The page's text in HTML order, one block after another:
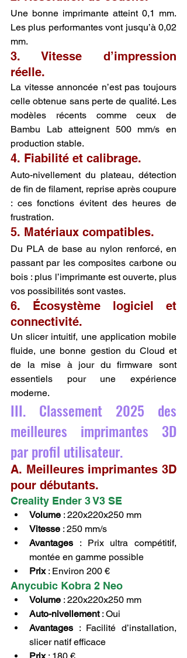
Une bonne imprimante atteint 0,1 mm.
Les plus performantes vont jusqu’à 0,02
mm.
3. Vitesse d’impression
réelle.
La vitesse annoncée n’est pas toujours
celle obtenue sans perte de qualité. Les
modèles récents comme ceux de
Bambu Lab atteignent 500 mm/s en
production stable.
4. Fiabilité et calibrage.
Auto-nivellement du plateau, détection
de fin de filament, reprise après coupure
: ces fonctions évitent des heures de
frustration.
5. Matériaux compatibles.
Du PLA de base au nylon renforcé, en
passant par les composites carbone ou
bois : plus l’imprimante est ouverte, plus
vos possibilités sont vastes.
6. Écosystème logiciel et
connectivité.
Un slicer intuitif, une application mobile
fluide, une bonne gestion du Cloud et
de la mise à jour du firmware sont
essentiels pour une expérience
moderne.
III. Classement 2025 des
meilleures imprimantes 3D
par profil utilisateur.
A. Meilleures imprimantes 3D
pour débutants.
Creality Ender 3 V3 SE
Volume : 220x220x250 mm
Vitesse : 250 mm/s
Avantages : Prix ultra compétitif,
montée en gamme possible
Prix : Environ 200 €
Anycubic Kobra 2 Neo
Volume : 220x220x250 mm
Auto-nivellement : Oui
Avantages : Facilité d’installation,
slicer natif efficace